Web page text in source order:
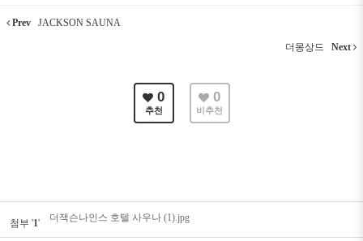
Prev JACKSON SAUNA
더몽상드 Next
0
추천
0
비추천
첨부 '1' 더잭슨나인스 호텔 사우나 (1).jpg